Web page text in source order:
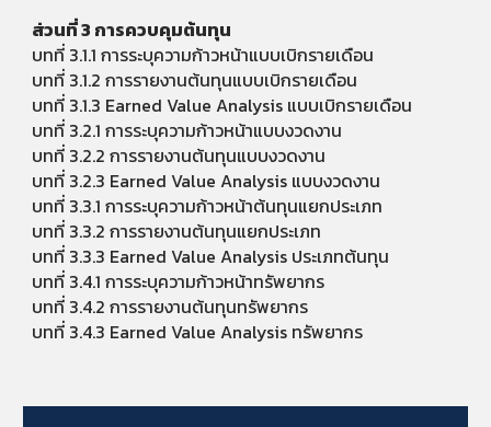
ส่วนที่ 3 การควบคุมต้นทุน
บทที่ 3.1.1 การระบุความก้าวหน้าแบบเบิกรายเดือน
บทที่ 3.1.2 การรายงานต้นทุนแบบเบิกรายเดือน
บทที่ 3.1.3 Earned Value Analysis แบบเบิกรายเดือน
บทที่ 3.2.1 การระบุความก้าวหน้าแบบงวดงาน
บทที่ 3.2.2 การรายงานต้นทุนแบบงวดงาน
บทที่ 3.2.3 Earned Value Analysis แบบงวดงาน
บทที่ 3.3.1 การระบุความก้าวหน้าต้นทุนแยกประเภท
บทที่ 3.3.2 การรายงานต้นทุนแยกประเภท
บทที่ 3.3.3 Earned Value Analysis ประเภทต้นทุน
บทที่ 3.4.1 การระบุความก้าวหน้าทรัพยากร
บทที่ 3.4.2 การรายงานต้นทุนทรัพยากร
บทที่ 3.4.3 Earned Value Analysis ทรัพยากร